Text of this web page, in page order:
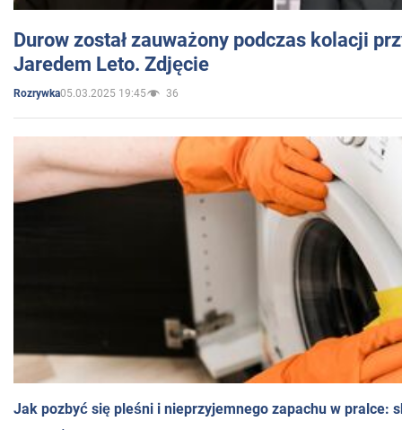
Durow został zauważony podczas kolacji
Jaredem Leto. Zdjęcie
Rozrywka05.03.2025 19:45 36
Jak pozbyć się pleśni i nieprzyjemnego zapachu w pralce: